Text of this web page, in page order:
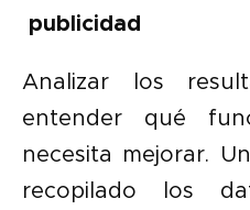
publicidad
Analizar los
entender qué
necesita mejorar.
recopilado los